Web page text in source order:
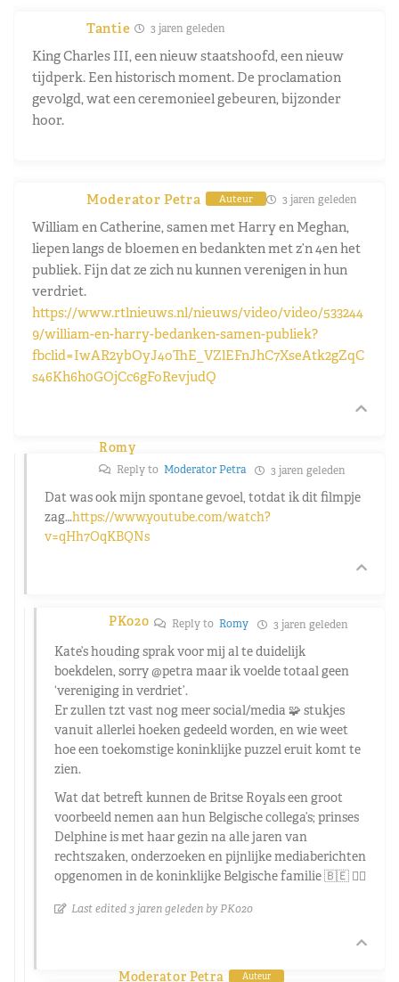
Tantie 3 jaren geleden
King Charles III, een nieuw staatshoofd, een nieuw
tijdperk. Een historisch moment. De proclamation
gevolgd, wat een ceremonieel gebeuren, bijzonder
hoor.
Moderator Petra Auteur 3 jaren geleden
William en Catherine, samen met Harry en Meghan,
liepen langs de bloemen en bedankten met z’n 4en het
publiek. Fijn dat ze zich nu kunnen verenigen in hun
verdriet.
https://www.rtlnieuws.nl/nieuws/video/video/533244
9/william-en-harry-bedanken-samen-publiek?
fbclid=IwAR2ybOyJ4oThE_VZlEFnJhC7XseAtk2gZqC
s46Kh6h0GOjCc6gFoRevjudQ
Romy
Reply to Moderator Petra 3 jaren geleden
Dat was ook mijn spontane gevoel, totdat ik dit filmpje
zag…https://www.youtube.com/watch?
v=qHh7OqKBQNs
PK020 Reply to Romy 3 jaren geleden
Kate’s houding sprak voor mij al te duidelijk
boekdelen, sorry@petramaar ik voelde totaal geen
‘vereniging in verdriet’.
Er zullen tzt vast nog meer social/media 🧩 stukjes
vanuit allerlei hoeken gedeeld worden, en wie weet
hoe een toekomstige koninklijke puzzel eruit komt te
zien.
Wat dat betreft kunnen de Britse Royals een groot
voorbeeld nemen aan hun Belgische collega’s; prinses
Delphine is met haar gezin na alle jaren van
rechtszaken, onderzoeken en pijnlijke mediaberichten
opgenomen in de koninklijke Belgische familie 🇧🇪 👌🏼
Last edited 3 jaren geleden by PK020
Moderator Petra Auteur